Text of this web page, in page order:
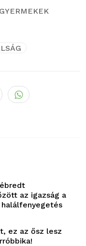
az igazság a
ez az ősz lesz